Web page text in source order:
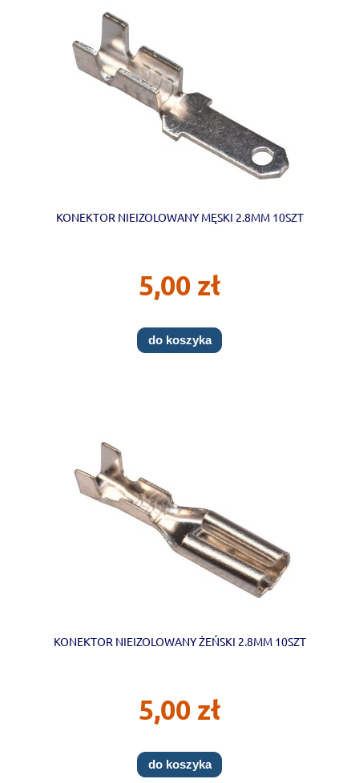
KONEKTOR NIEIZOLOWANY MĘSKI 2.8MM 10SZT
5,00 zł
do koszyka
KONEKTOR NIEIZOLOWANY ŻEŃSKI 2.8MM 10SZT
5,00 zł
do koszyka